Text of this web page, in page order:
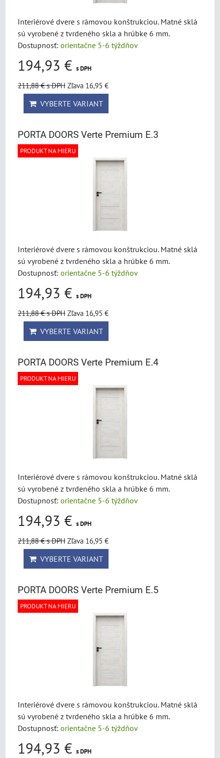
Interiérové dvere s rámovou konštrukciou. Matné sklá
sú vyrobené z tvrdeného skla a hrúbke 6 mm.
Dostupnosť: orientačne 5-6 týždňov
194,93 € s DPH
211,88 €s DPH Zľava 16,95 €
VYBERTE VARIANT
PORTA DOORS Verte Premium E.3
PRODUKT NA MIERU
Interiérové dvere s rámovou konštrukciou. Matné sklá
sú vyrobené z tvrdeného skla a hrúbke 6 mm.
Dostupnosť: orientačne 5-6 týždňov
194,93 € s DPH
211,88 €s DPH Zľava 16,95 €
VYBERTE VARIANT
PORTA DOORS Verte Premium E.4
PRODUKT NA MIERU
Interiérové dvere s rámovou konštrukciou. Matné sklá
sú vyrobené z tvrdeného skla a hrúbke 6 mm.
Dostupnosť: orientačne 5-6 týždňov
194,93 € s DPH
211,88 €s DPH Zľava 16,95 €
VYBERTE VARIANT
PORTA DOORS Verte Premium E.5
PRODUKT NA MIERU
Interiérové dvere s rámovou konštrukciou. Matné sklá
sú vyrobené z tvrdeného skla a hrúbke 6 mm.
Dostupnosť: orientačne 5-6 týždňov
194,93 € s DPH